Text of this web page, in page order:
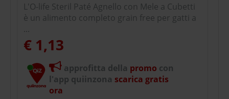
L'O-life Steril Paté Agnello con Mele a Cubetti
è un alimento completo grain free per gatti a
...
€ 1,13
approfitta della promo con
l'app quiinzona scarica gratis
ora